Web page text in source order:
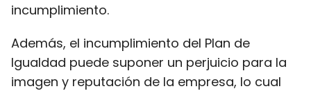
incumplimiento.
Además, el incumplimiento del Plan de
Igualdad puede suponer un perjuicio para la
imagen y reputación de la empresa, lo cual